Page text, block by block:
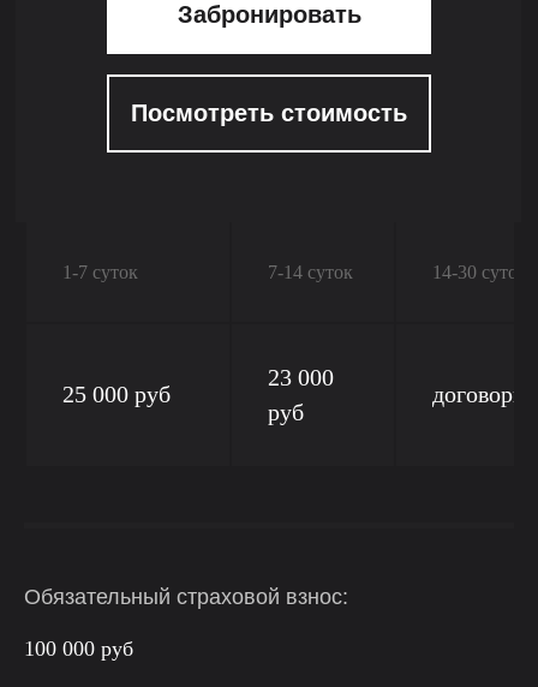
Забронировать
Посмотреть стоимость
1-7 суток 7-14 суток 14-30 суток
25 000 руб
23 000
руб
Обязательный страховой взнос:
100 000 руб